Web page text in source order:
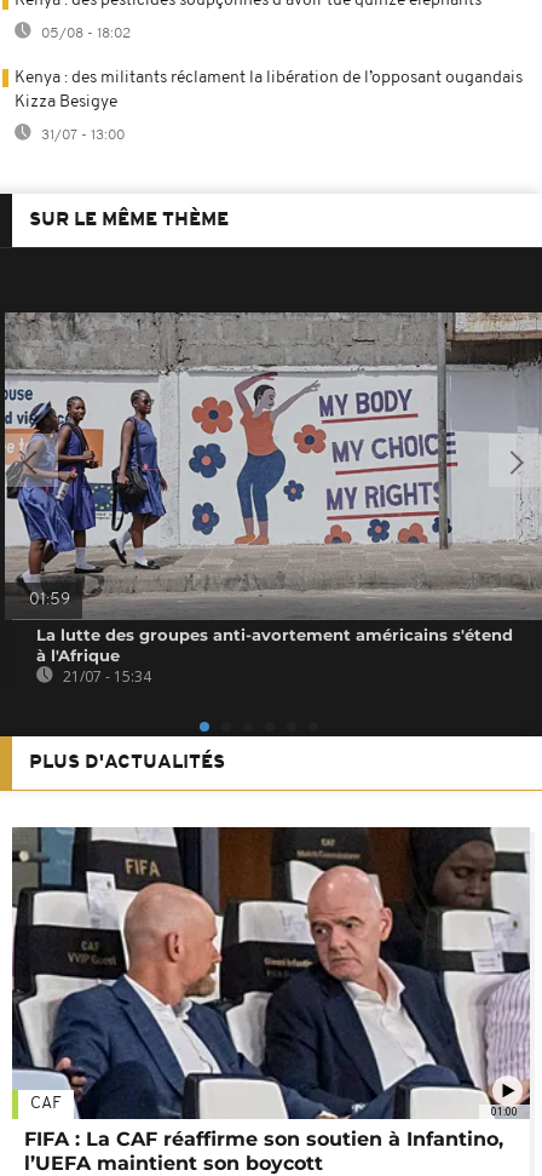
05/08 - 18:02
Kenya : des militants réclament la libération de l’opposant ougandais
Kizza Besigye
31/07 - 13:00
SUR LE MÊME THÈME
01:59
La lutte des groupes anti-avortement américains s'étend
à l'Afrique
21/07 - 15:34
PLUS D'ACTUALITÉS
01:00
CAF
FIFA : La CAF réaffirme son soutien à Infantino,
l’UEFA maintient son boycott